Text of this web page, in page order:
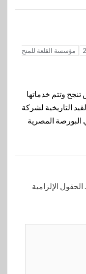
مؤسسة القلعة للمنح
وتتم خدماتها
التاريخية لشركة
البورصة المصرية
الحقول الإلزامية